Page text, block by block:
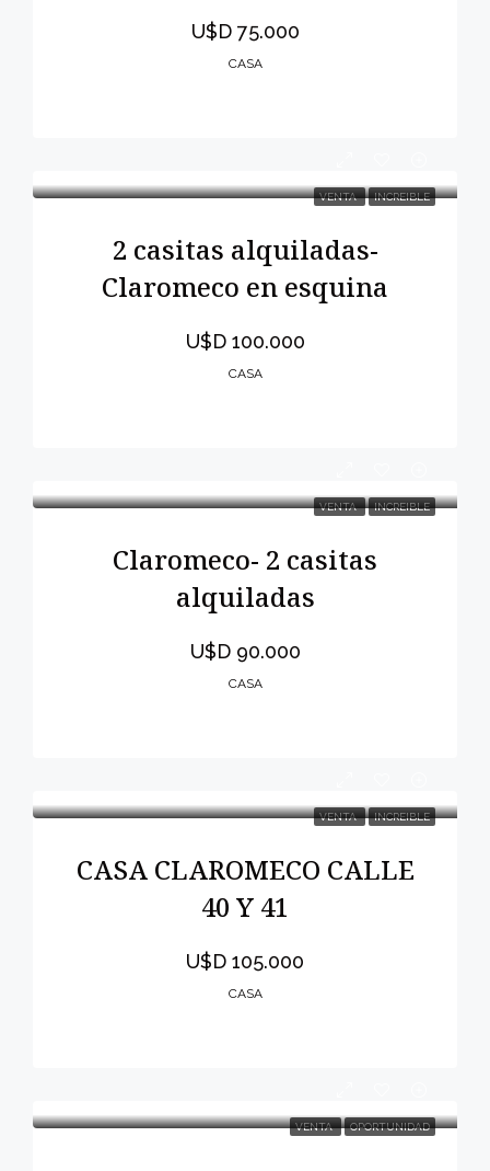
U$D 75.000
CASA
VENTA INCREIBLE
2 casitas alquiladas-
Claromeco en esquina
U$D 100.000
CASA
VENTA INCREIBLE
Claromeco- 2 casitas
alquiladas
U$D 90.000
CASA
VENTA INCREIBLE
CASA CLAROMECO CALLE
40 Y 41
U$D 105.000
CASA
VENTA OPORTUNIDAD